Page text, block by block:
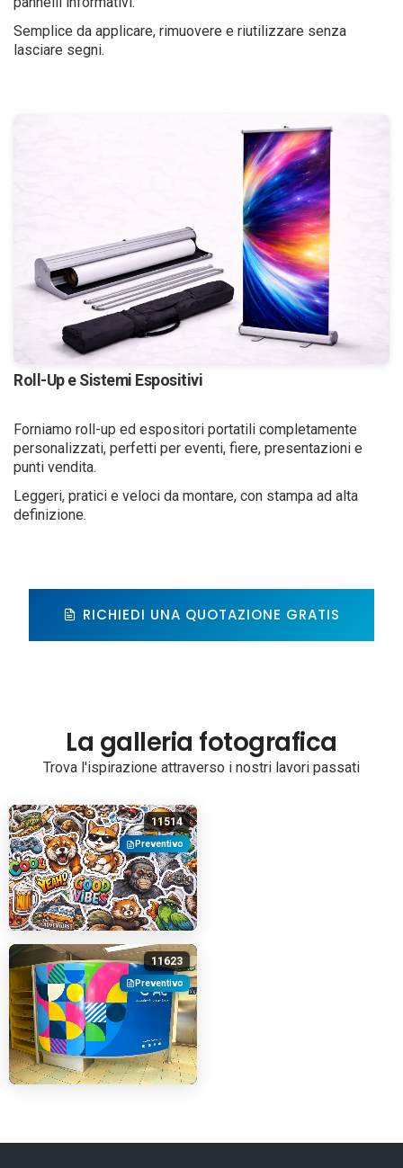
Semplice da applicare, rimuovere e riutilizzare senza
lasciare segni.
Roll-Up e Sistemi Espositivi
Forniamo roll-up ed espositori portatili completamente
personalizzati, perfetti per eventi, fiere, presentazioni e
punti vendita.
Leggeri, pratici e veloci da montare, con stampa ad alta
definizione.
RICHIEDI UNA QUOTAZIONE GRATIS
La galleria fotografica
Trova l'ispirazione attraverso i nostri lavori passati
11514
Preventivo
11623
Preventivo